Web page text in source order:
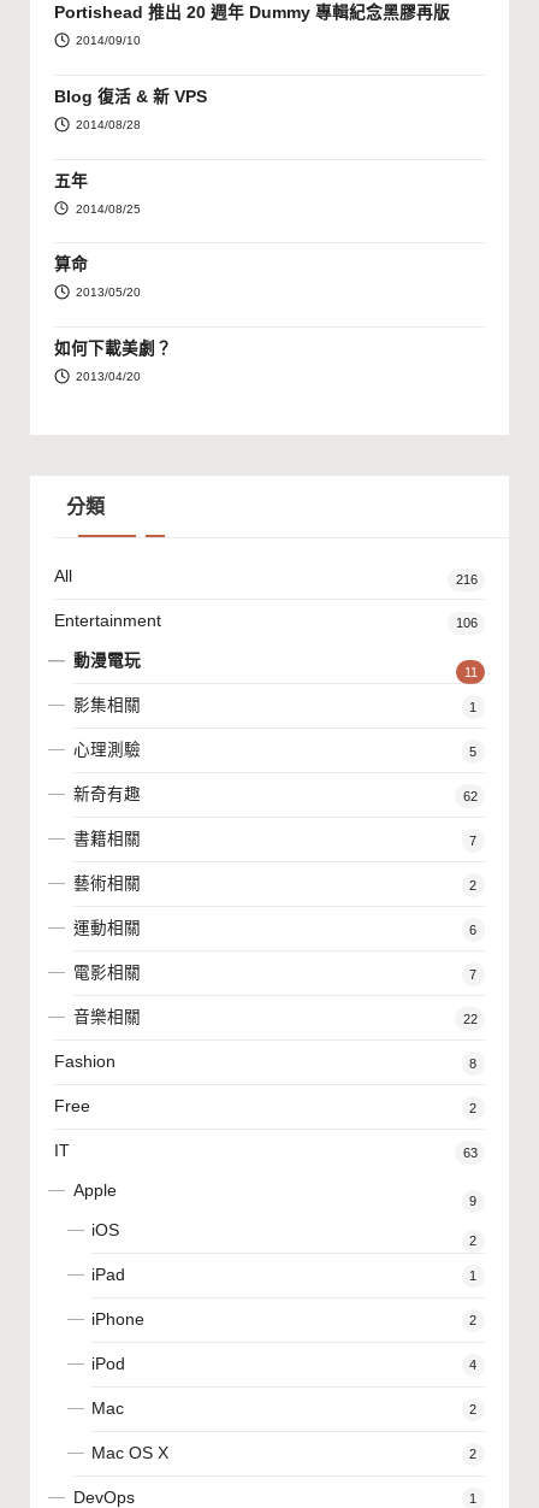
Portishead 推出 20 週年 Dummy 專輯紀念黑膠再版
2014/09/10
Blog 復活 & 新 VPS
2014/08/28
五年
2014/08/25
算命
2013/05/20
如何下載美劇？
2013/04/20
分類
All 216
Entertainment 106
動漫電玩
11
影集相關 1
心理測驗 5
新奇有趣 62
書籍相關 7
藝術相關 2
運動相關 6
電影相關 7
音樂相關 22
Fashion 8
Free 2
IT 63
Apple
9
iOS
2
iPad 1
iPhone 2
iPod 4
Mac 2
Mac OS X 2
DevOps 1